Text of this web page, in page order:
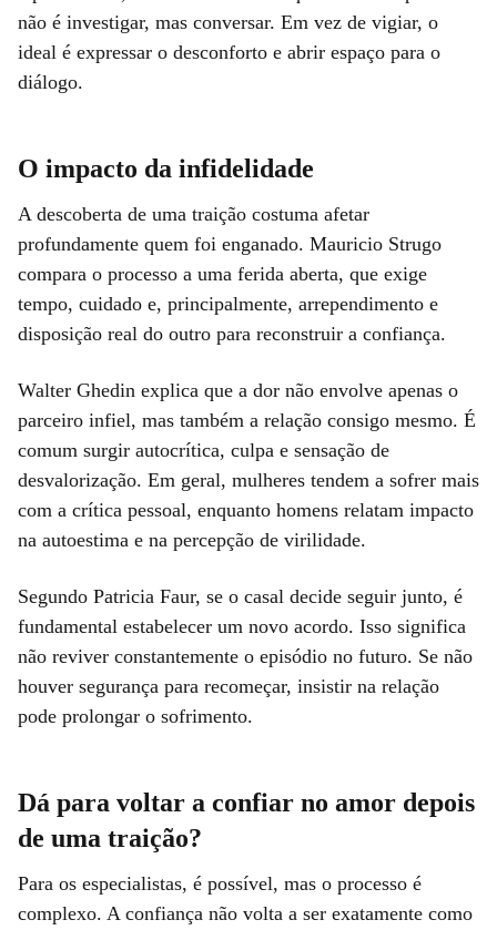
não é investigar, mas conversar. Em vez de vigiar, o
ideal é expressar o desconforto e abrir espaço para o
diálogo.
O impacto da infidelidade
A descoberta de uma traição costuma afetar
profundamente quem foi enganado. Mauricio Strugo
compara o processo a uma ferida aberta, que exige
tempo, cuidado e, principalmente, arrependimento e
disposição real do outro para reconstruir a confiança.
Walter Ghedin explica que a dor não envolve apenas o
parceiro infiel, mas também a relação consigo mesmo. É
comum surgir autocrítica, culpa e sensação de
desvalorização. Em geral, mulheres tendem a sofrer mais
com a crítica pessoal, enquanto homens relatam impacto
na autoestima e na percepção de virilidade.
Segundo Patricia Faur, se o casal decide seguir junto, é
fundamental estabelecer um novo acordo. Isso significa
não reviver constantemente o episódio no futuro. Se não
houver segurança para recomeçar, insistir na relação
pode prolongar o sofrimento.
Dá para voltar a confiar no amor depois
de uma traição?
Para os especialistas, é possível, mas o processo é
complexo. A confiança não volta a ser exatamente como